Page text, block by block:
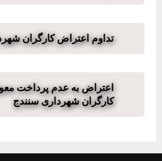
تداوم اعتراض کارگران
اعتراض به عدم پرداخت
کارگران شهرداری سنندج